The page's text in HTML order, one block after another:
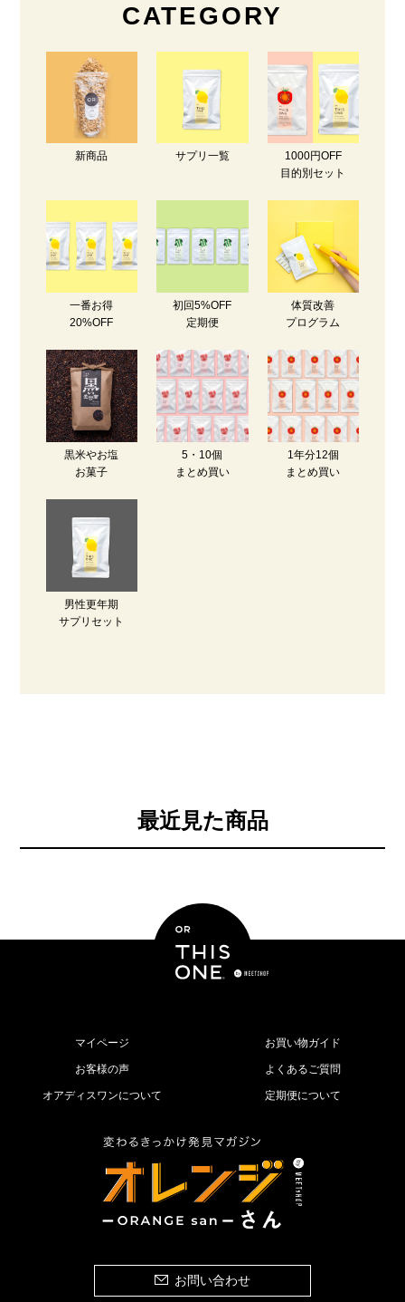
CATEGORY
新商品 サプリ一覧
1000円OFF
目的別セット
一番お得
20%OFF
初回5%OFF
定期便
体質改善
プログラム
黒米やお塩
お菓子
5・10個
まとめ買い
1年分12個
まとめ買い
男性更年期
サプリセット
最近見た商品
マイページ お買い物ガイド
お客様の声 よくあるご質問
オアディスワンについて 定期便について
お問い合わせ